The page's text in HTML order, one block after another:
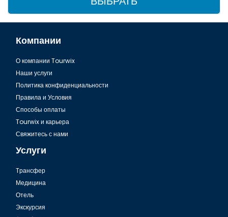
Компании
О компании Tourwix
Наши услуги
Политика конфиденциальности
Правила и Условия
Способы оплаты
Tourwix и карьера
Свяжитесь с нами
Услуги
Tрансфер
Медицина
Отель
Экскурсия